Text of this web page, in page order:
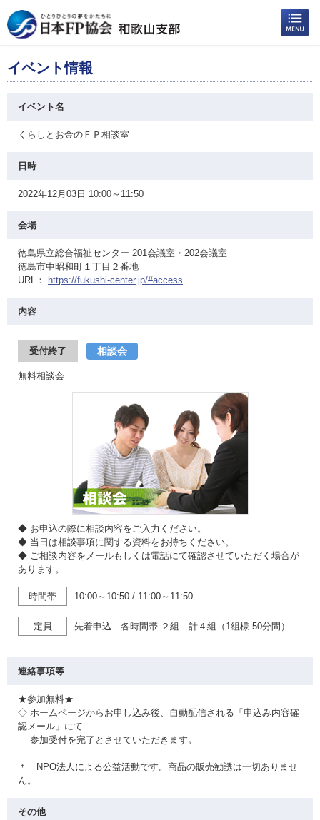
イベント情報
イベント名
くらしとお金のＦＰ相談室
日時
2022年12月03日 10:00～11:50
会場
徳島県立総合福祉センター 201会議室・202会議室
徳島市中昭和町１丁目２番地
URL：
https://fukushi-center.jp/#access
内容
受付終了 相談会
無料相談会
◆ お申込の際に相談内容をご入力ください。
◆ 当日は相談事項に関する資料をお持ちください。
◆ ご相談内容をメールもしくは電話にて確認させていただく場合が
あります。
時間帯 10:00～10:50 / 11:00～11:50
定員 先着申込 各時間帯 ２組 計４組（1組様 50分間）
連絡事項等
★参加無料★
◇ ホームページからお申し込み後、自動配信される「申込み内容確
認メール」にて
参加受付を完了とさせていただきます。
＊ NPO法人による公益活動です。商品の販売勧誘は一切ありませ
ん。
その他